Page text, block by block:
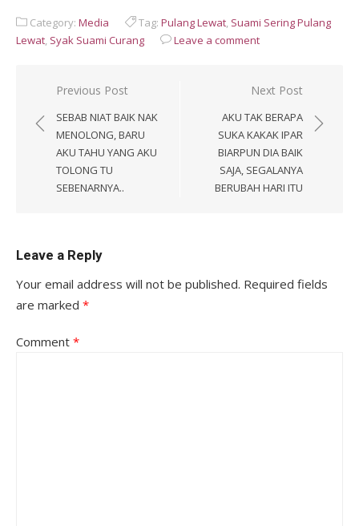
Category: Media Tag: Pulang Lewat, Suami Sering Pulang
Lewat, Syak Suami Curang Leave a comment
Post
navigation
Previous Post
SEBAB NIAT BAIK NAK
MENOLONG, BARU
AKU TAHU YANG AKU
TOLONG TU
SEBENARNYA..
Next Post
AKU TAK BERAPA
SUKA KAKAK IPAR
BIARPUN DIA BAIK
SAJA, SEGALANYA
BERUBAH HARI ITU
Leave a Reply
Your email address will not be published. Required fields
are marked *
Comment *